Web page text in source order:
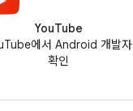
YouTube
에서 Android 개발자
확인